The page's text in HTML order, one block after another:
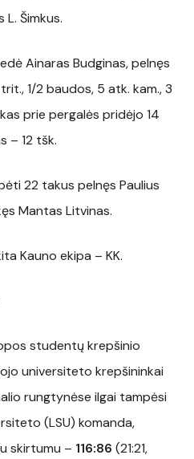
Šimkus.
Ainaras Budginas, pelnęs
1/2 baudos, 5 atk. kam., 3
prie pergalės pridėjo 14
– 12 tšk.
22 takus pelnęs Paulius
Mantas Litvinas.
Kauno ekipa – KK.
studentų krepšinio
universiteto krepšininkai
rungtynėse ilgai tampėsi
(LSU) komanda,
skirtumu – 116:86 (21:21,